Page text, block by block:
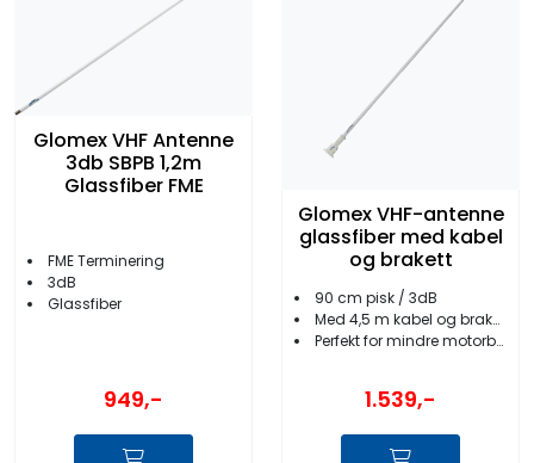
Glomex VHF Antenne
3db SBPB 1,2m
Glassfiber FME
FME Terminering
3dB
Glassfiber
949,-
Glomex VHF-antenne
glassfiber med kabel
og brakett
90 cm pisk / 3dB
Med 4,5 m kabel og brakett
Perfekt for mindre motorbåter
1.539,-
Nyheter